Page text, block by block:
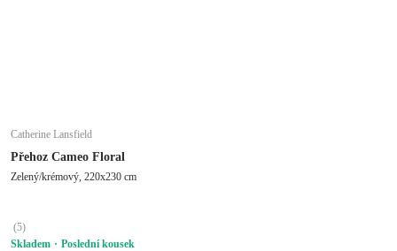
Catherine Lansfield
Přehoz Cameo Floral
Zelený/krémový, 220x230 cm
(5)
Skladem
Poslední kousek